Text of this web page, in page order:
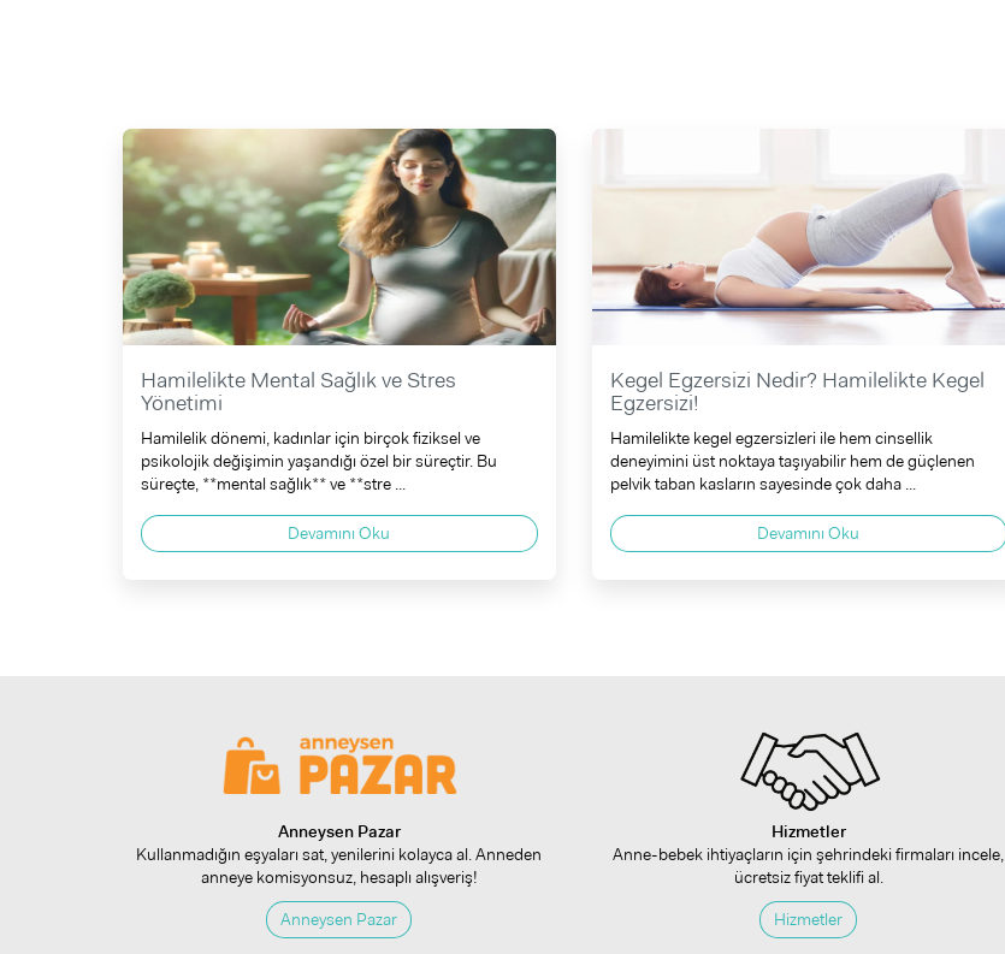
Hamilelikte Mental Sağlık ve Stres
Yönetimi
Hamilelik dönemi, kadınlar için birçok fiziksel ve
psikolojik değişimin yaşandığı özel bir süreçtir. Bu
süreçte, **mental sağlık** ve **stre ...
Devamını Oku
Kegel Egzersizi Nedir? Hamilelikte Kegel
Egzersizi!
Hamilelikte kegel egzersizleri ile hem cinsellik
deneyimini üst noktaya taşıyabilir hem de güçlenen
pelvik taban kasların sayesinde çok daha ...
Devamını Oku
Anneysen Pazar
Kullanmadığın eşyaları sat, yenilerini kolayca al. Anneden
anneye komisyonsuz, hesaplı alışveriş!
Anneysen Pazar
Hizmetler
Anne-bebek ihtiyaçların için şehrindeki firmaları incele,
ücretsiz fiyat teklifi al.
Hizmetler